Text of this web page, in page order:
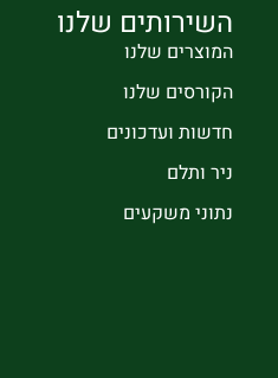
השירותים שלנו
המוצרים שלנו
הקורסים שלנו
חדשות ועדכונים
ניר ותלם
נתוני משקעים